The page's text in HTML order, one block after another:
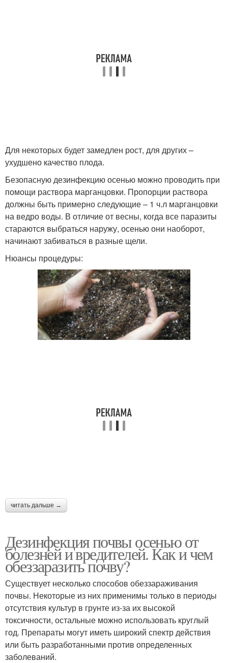
Для некоторых будет замедлен рост, для других –
ухудшено качество плода.
Безопасную дезинфекцию осенью можно проводить при
помощи раствора марганцовки. Пропорции раствора
должны быть примерно следующие – 1 ч.л марганцовки
на ведро воды. В отличие от весны, когда все паразиты
стараются выбраться наружу, осенью они наоборот,
начинают забиваться в разные щели.
Нюансы процедуры:
читать дальше →
Дезинфекция почвы осенью от
болезней и вредителей. Как и чем
обеззаразить почву?
Существует несколько способов обеззараживания
почвы. Некоторые из них применимы только в периоды
отсутствия культур в грунте из-за их высокой
токсичности, остальные можно использовать круглый
год. Препараты могут иметь широкий спектр действия
или быть разработанными против определенных
заболеваний.